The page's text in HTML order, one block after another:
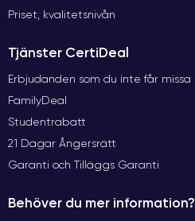
Priset, kvalitetsnivån
Tjänster CertiDeal
Erbjudanden som du inte får missa
FamilyDeal
Studentrabatt
21 Dagar Ångersrätt
Garanti och Tilläggs Garanti
Behöver du mer information?